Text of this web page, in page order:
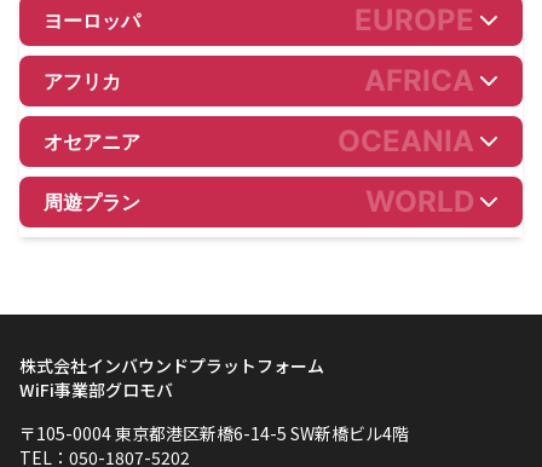
ヨーロッパ EUROPE
アフリカ AFRICA
オセアニア OCEANIA
周遊プラン WORLD
株式会社インバウンドプラットフォーム
WiFi事業部グロモバ
〒105-0004 東京都港区新橋6-14-5 SW新橋ビル4階
TEL：050-1807-5202